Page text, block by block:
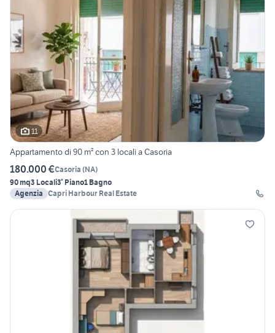
11
Appartamento di 90 m² con 3 locali a Casoria
180.000 €Casoria (NA)
90 mq3 Locali3° Piano1 Bagno
Agenzia Capri Harbour Real Estate